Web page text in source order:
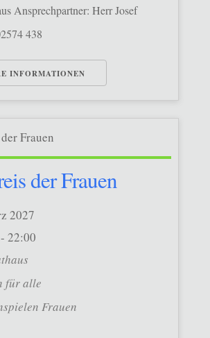
Ansprechpartner: Herr Josef
438
INFORMATIONEN
der Frauen
2027
22:00
für alle
Frauen